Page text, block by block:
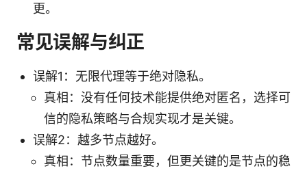
更。
常见误解与纠正
误解1：无限代理等于绝对隐私。
真相：没有任何技术能提供绝对匿名，选择可
信的隐私策略与合规实现才是关键。
误解2：越多节点越好。
真相：节点数量重要，但更关键的是节点的稳